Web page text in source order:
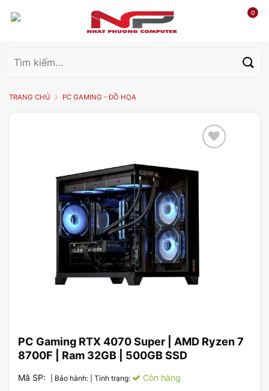
0
kiếm:
TRANG CHỦ PC GAMING - ĐỒ HỌA
PC Gaming RTX 4070 Super | AMD Ryzen 7
8700F | Ram 32GB | 500GB SSD
Mã SP: | Bảo hành: | Tình trạng: Còn hàng